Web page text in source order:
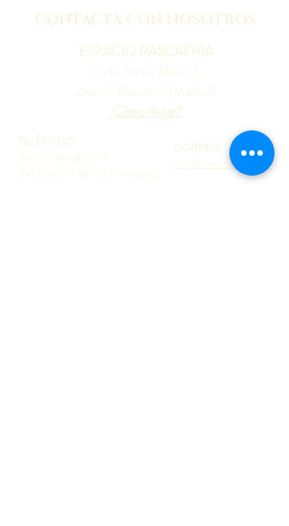
CONTACTA CON NOSOTROS
TELÉFONO
(+34)
918 482 249
(+34)
690 618 778
ESPACIO RASCAFRÍA
Calle Ibáñez Marín, 1
28740 Rascafría (Madrid)
¿Cómo llegar?
CORREO
info@montnature.com